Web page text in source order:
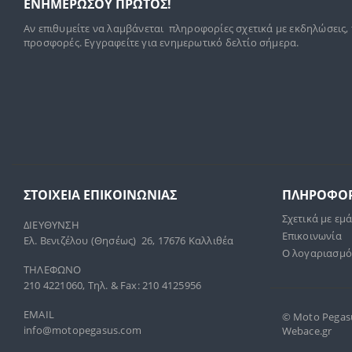
ΕΝΗΜΕΡΩΣΟΥ ΠΡΩΤΟΣ!
Αν επιθυμείτε να λαμβάνεται πληροφορίες σχετικά με εκδηλώσεις,
προσφορές. Εγγραφείτε για ενημερωτικό δελτίο σήμερα.
ΣΤΟΙΧΕΊΑ ΕΠΙΚΟΙΝΩΝΊΑΣ
ΔΙΕΥΘΥΝΣΗ
Ελ. Βενιζέλου (Θησέως) 26, 17676 Καλλιθέα
ΤΗΛΕΦΩΝΟ
210 4221060, Τηλ. & Fax: 210 4125956
EMAIL
info@motopegasus.com
Σχετικά με
Επικοινωνία
Ο
© Moto
Webace.gr